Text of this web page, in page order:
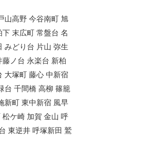
山高野 今谷南町 旭
末広町 常盤台 名
みどり台 片山 弥生
ノ台 永楽台 新柏
大塚町 藤心 中新宿
台 千間橋 高柳 篠籠
新町 東中新宿 風早
ケ崎 加賀 金山 呼
東逆井 呼塚新田 鷲